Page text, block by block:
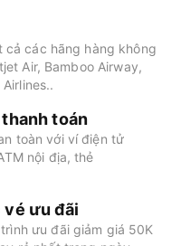
các hãng hàng không
Air, Bamboo Airway,
toán
toàn với ví điện tử
nội địa, thẻ
vé ưu đãi
ưu đãi giảm giá 50K